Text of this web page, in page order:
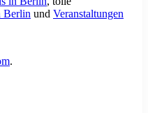
Berlin und Veranstaltungen
.